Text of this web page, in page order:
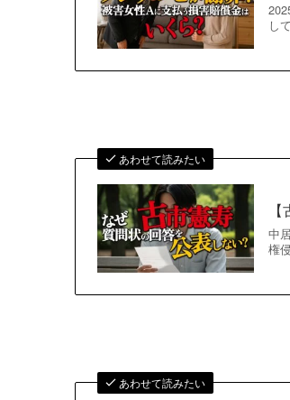
し
あわせて読みたい
中
権
あわせて読みたい